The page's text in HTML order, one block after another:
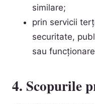
similare;
prin servicii
securitate,
sau
4. Scopurile